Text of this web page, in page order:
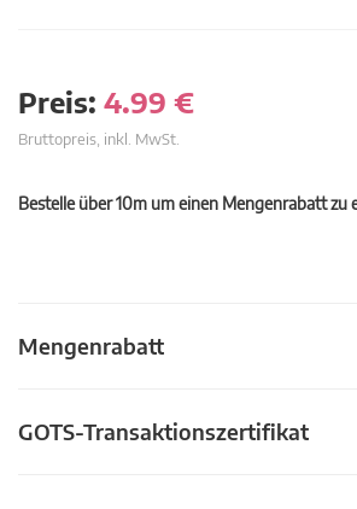
Preis: 4.99 €
Bruttopreis, inkl. MwSt.
Bestelle über 10m um einen Mengenrabatt zu
Mengenrabatt
GOTS-Transaktionszertifikat